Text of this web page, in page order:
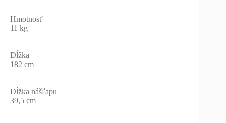
Hmotnosť
11 kg
Dĺžka
182 cm
Dĺžka nášľapu
39,5 cm